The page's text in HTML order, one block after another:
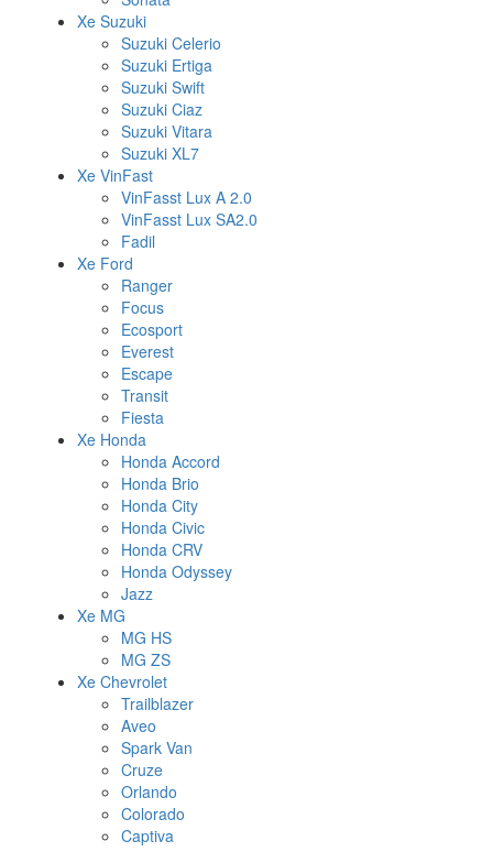
Xe Suzuki
Suzuki Celerio
Suzuki Ertiga
Suzuki Swift
Suzuki Ciaz
Suzuki Vitara
Suzuki XL7
Xe VinFast
VinFasst Lux A 2.0
VinFasst Lux SA2.0
Fadil
Xe Ford
Ranger
Focus
Ecosport
Everest
Escape
Transit
Fiesta
Xe Honda
Honda Accord
Honda Brio
Honda City
Honda Civic
Honda CRV
Honda Odyssey
Jazz
Xe MG
MG HS
MG ZS
Xe Chevrolet
Trailblazer
Aveo
Spark Van
Cruze
Orlando
Colorado
Captiva